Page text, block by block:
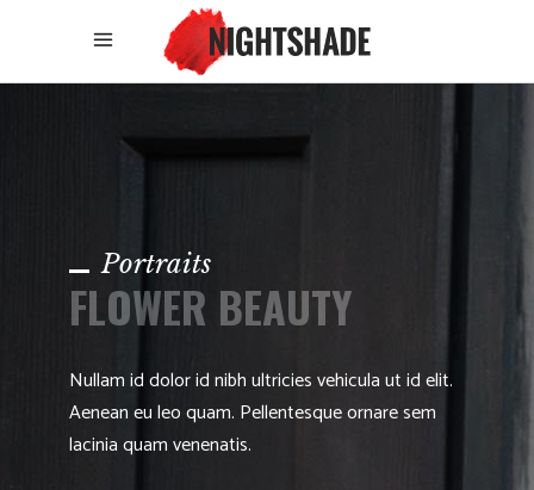
Portraits
FLOWER BEAUTY
Nullam id dolor id nibh ultricies vehicula ut id elit.
Aenean eu leo quam. Pellentesque ornare sem
lacinia quam venenatis.